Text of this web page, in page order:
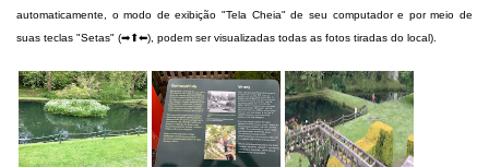
automaticamente, o modo de exibição "Tela Cheia" de seu computador e por meio de
suas teclas "Setas" (➡⬆⬅), podem ser visualizadas todas as fotos tiradas do local).